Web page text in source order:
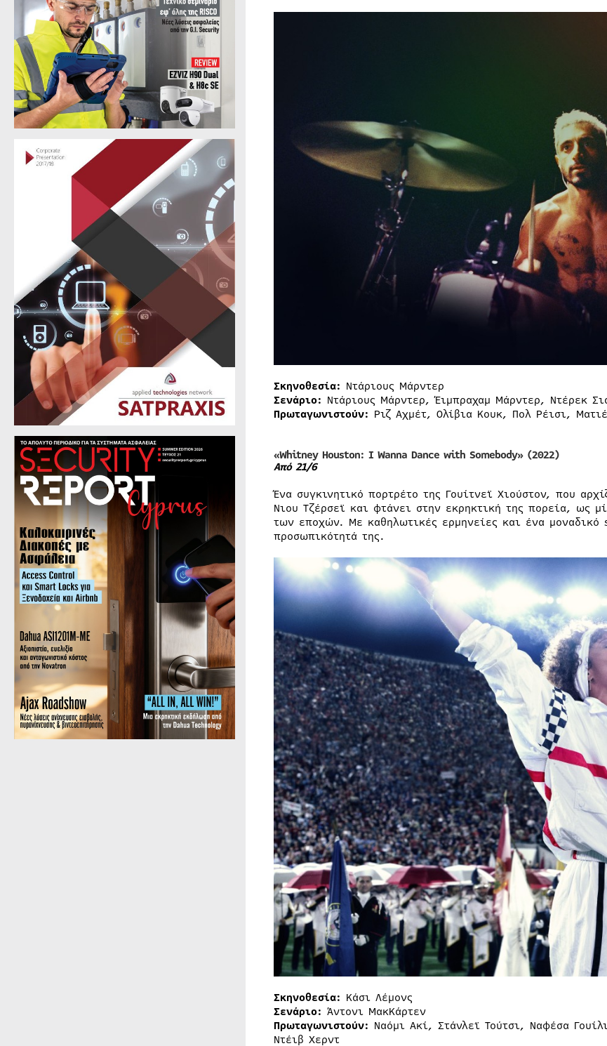
Σκηνοθεσία: Ντάριους Μάρντερ
Σενάριο: Ντάριους Μάρντερ, Έιμπραχαμ Μάρντερ, Ντέρεκ
Πρωταγωνιστούν: Ριζ Αχμέτ, Ολίβια Κουκ, Πολ Ρέισι,
«Whitney Houston: I Wanna Dance with Somebody» (2022)
Από21/6
Ένα συγκινητικό πορτρέτο της Γουίτνεϊ Χιούστον, που
Νιου Τζέρσεϊ και φτάνει στην εκρηκτική της πορεία, ως
των εποχών. Με καθηλωτικές ερμηνείες και ένα
προσωπικότητά της.
Σκηνοθεσία: Κάσι Λέμονς
Σενάριο: Άντονι ΜακΚάρτεν
Πρωταγωνιστούν: Ναόμι Ακί, Στάνλεϊ Τούτσι, Ναφέσα
Ντέιβ Χερντ